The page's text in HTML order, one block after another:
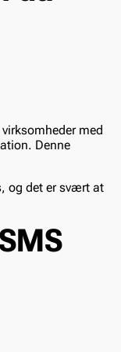
med
Denne
og det er svært at